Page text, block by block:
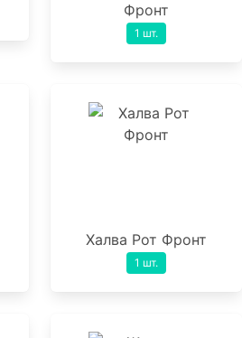
Фронт
1 шт.
Халва Рот Фронт
1 шт.